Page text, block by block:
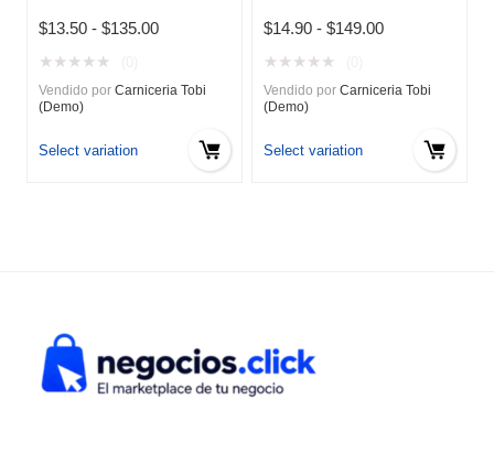
$13.50 - $135.00Rango
desde
$135.00
★ ★ ★ ★ ★
Vendido por Carniceria Tobi
(Demo)
Select variation
$14.90 - $149.00Rango
desde
$149.00
★ ★ ★ ★ ★
Vendido por Carniceria Tobi
(Demo)
Select variation